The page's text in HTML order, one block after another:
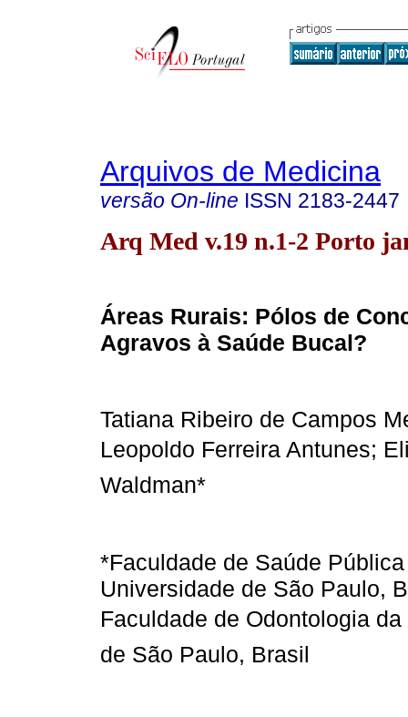
Arquivos de Medicina
versão On-line ISSN 2183-2447
Arq Med v.19 n.1-2 Porto
Áreas Rurais: Pólos de
Agravos à Saúde Bucal?
Tatiana Ribeiro de Campos
Leopoldo Ferreira Antunes;
Waldman*
*Faculdade de Saúde
Universidade de São Paulo,
Faculdade de Odontologia
de São Paulo, Brasil